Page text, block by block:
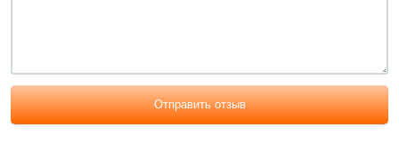
Отправить отзыв